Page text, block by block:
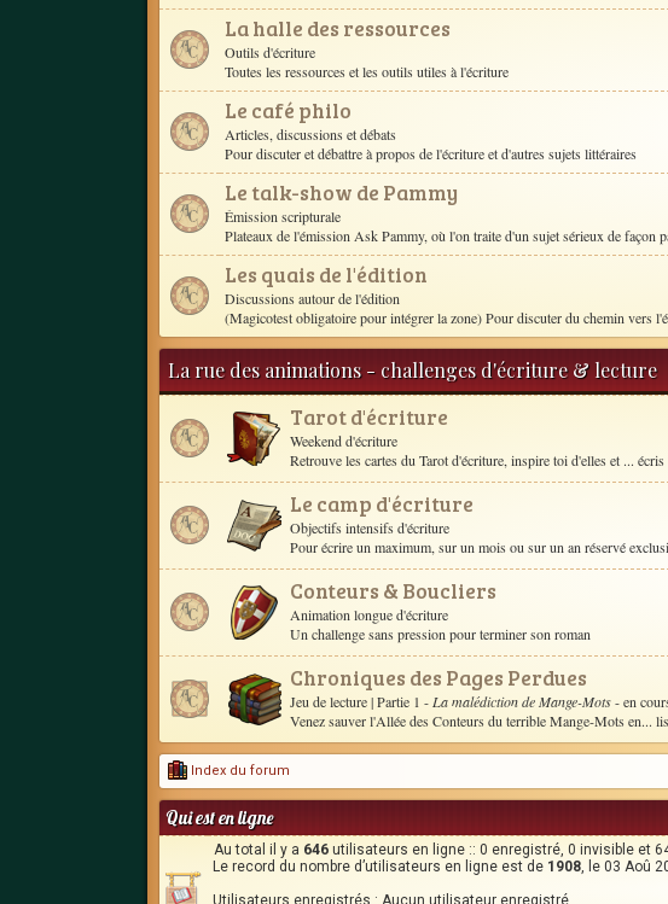
La halle des ressources
Outils d'écriture
Toutes les ressources et les outils utiles à l'écriture
Le café philo
Articles, discussions et débats
Pour discuter et débattre à propos de l'écriture et d'autres sujets littéraires
Le talk-show de Pammy
Émission scripturale
Plateaux de l'émission Ask Pammy, où l'on traite d'un sujet sérieux de façon
Les quais de l'édition
Discussions autour de l'édition
(Magicotest obligatoire pour intégrer la zone) Pour discuter du chemin vers
La rue des animations - challenges d'écriture & lecture
Tarot d'écriture
Weekend d'écriture
Retrouve les cartes du Tarot d'écriture, inspire toi d'elles et ... écris
Le camp d'écriture
Objectifs intensifs d'écriture
Pour écrire un maximum, sur un mois ou sur un an réservé
Conteurs & Boucliers
Animation longue d'écriture
Un challenge sans pression pour terminer son roman
Chroniques des Pages Perdues
Jeu de lecture| Partie 1 - La malédiction de Mange-Mots- en
Venez sauver l'Allée des Conteurs du terrible Mange-Mots en...
Index du forum
Qui est en ligne
Au total il y a 646 utilisateurs en ligne :: 0 enregistré, 0 invisible et
Le record du nombre d’utilisateurs en ligne est de 1908, le 03 Aoû
Utilisateurs enregistrés : Aucun utilisateur enregistré